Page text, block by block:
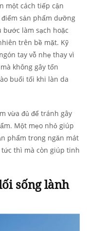
một cách tiếp cận
sản phẩm dưỡng
làm sạch hoặc
trên bề mặt. Kỹ
tay vỗ nhẹ thay vì
không gây tổn
buổi tối khi làn da
vừa đủ để tránh gây
Một mẹo nhỏ giúp
phẩm trong ngăn mát
thì mà còn giúp tinh
sống lành